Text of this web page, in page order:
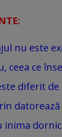
nu este
ceea ce
diferit de
datorează
inima